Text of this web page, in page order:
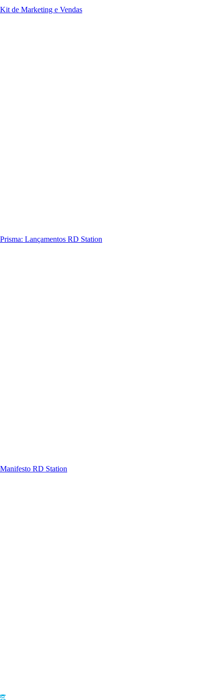
Kit de Marketing e Vendas
Prisma: Lançamentos RD Station
Manifesto RD Station